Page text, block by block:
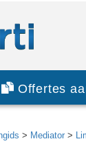
Offertes
> Mediator >